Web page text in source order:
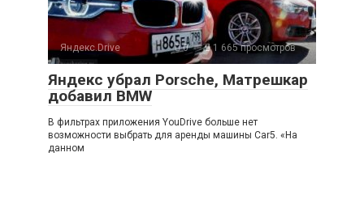
Яндекс.Drive 0 1 665 просмотров
Яндекс убрал Porsche, Матрешкар
добавил BMW
В фильтрах приложения YouDrive больше нет
возможности выбрать для аренды машины Car5. «На
данном